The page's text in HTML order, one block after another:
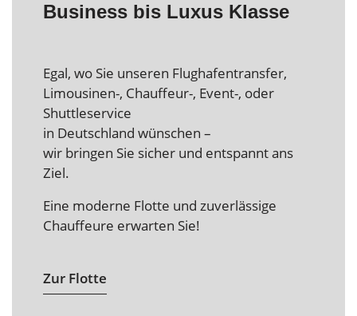
Business bis Luxus Klasse
Egal, wo Sie unseren Flughafentransfer,
Limousinen-, Chauffeur-, Event-, oder
Shuttleservice
in Deutschland wünschen –
wir bringen Sie sicher und entspannt ans
Ziel.
Eine moderne Flotte und zuverlässige
Chauffeure erwarten Sie!
Zur Flotte